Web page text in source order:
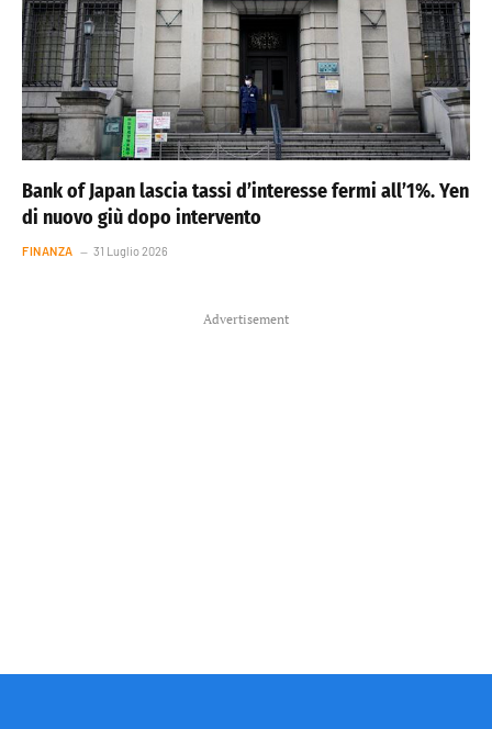
Bank of Japan lascia tassi d’interesse fermi all’1%. Yen
di nuovo giù dopo intervento
FINANZA 31 Luglio 2026
Advertisement